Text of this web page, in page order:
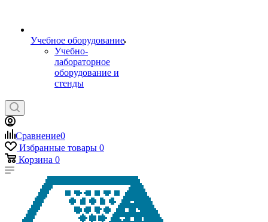
Учебное оборудование
Учебно-
лабораторное
оборудование и
стенды
Сравнение0
Избранные товары 0
Корзина 0